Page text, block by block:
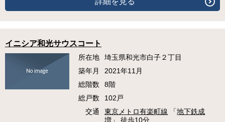
イニシア和光サウスコート
所在地
埼玉県和光市白子２丁目
築年月
2021年11月
総階数
8階
総戸数
102戸
交通
東京メトロ有楽町線 「地下鉄成
増 」 徒歩10分